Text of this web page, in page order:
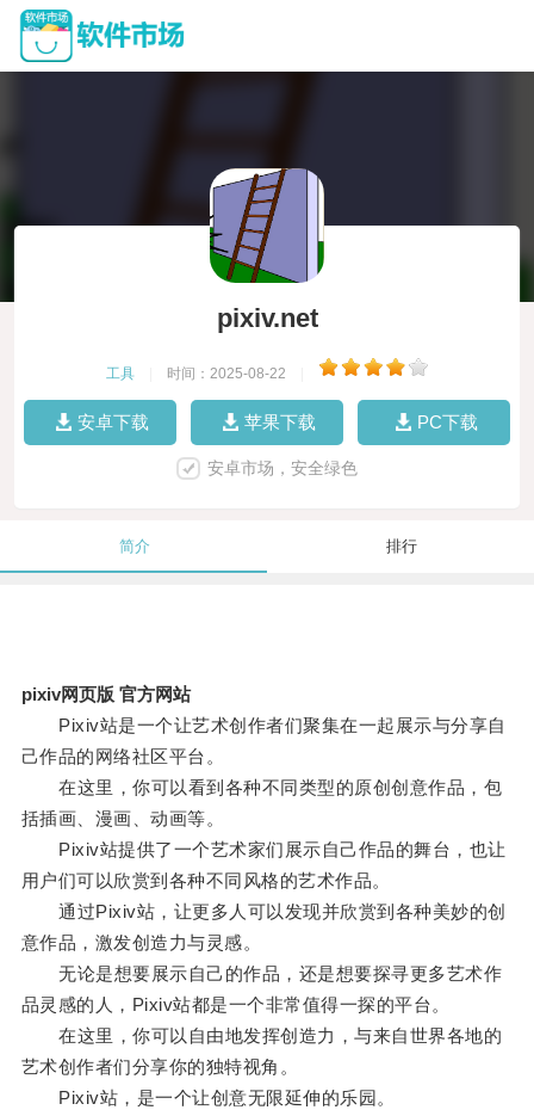
pixiv.net
工具 时间：2025-08-22
安卓下载 苹果下载 PC下载
安卓市场，安全绿色
简介 排行
pixiv网页版 官方网站
Pixiv站是一个让艺术创作者们聚集在一起展示与分享自
己作品的网络社区平台。
在这里，你可以看到各种不同类型的原创创意作品，包
括插画、漫画、动画等。
Pixiv站提供了一个艺术家们展示自己作品的舞台，也让
用户们可以欣赏到各种不同风格的艺术作品。
通过Pixiv站，让更多人可以发现并欣赏到各种美妙的创
意作品，激发创造力与灵感。
无论是想要展示自己的作品，还是想要探寻更多艺术作
品灵感的人，Pixiv站都是一个非常值得一探的平台。
在这里，你可以自由地发挥创造力，与来自世界各地的
艺术创作者们分享你的独特视角。
Pixiv站，是一个让创意无限延伸的乐园。